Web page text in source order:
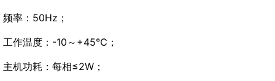
频率：50Hz；
工作温度：-10～+45℃；
主机功耗：每相≤2W；